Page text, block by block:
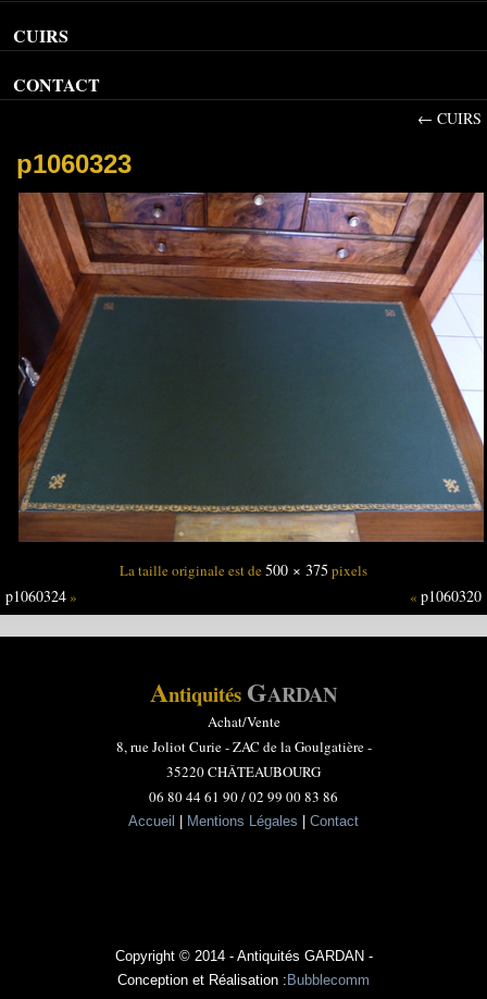
CUIRS
CONTACT
← CUIRS
p1060323
La taille originale est de 500 × 375 pixels
p1060324» « p1060320
Antiquités GARDAN
Achat/Vente
8, rue Joliot Curie -ZAC de la Goulgatière -
35220 CHÂTEAUBOURG
06 80 44 61 90 / 02 99 00 83 86
Accueil Mentions Légales Contact
Copyright © 2014 - Antiquités GARDAN -
Conception et Réalisation : Bubblecomm